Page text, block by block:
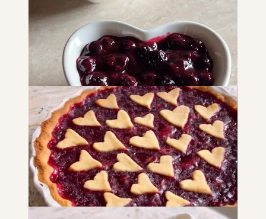
Mini cheesecake ai frutti di bosco
SNACK E MERENDE
Budini di vaniglia con coulis ai
frutti di bosco
DOLCI